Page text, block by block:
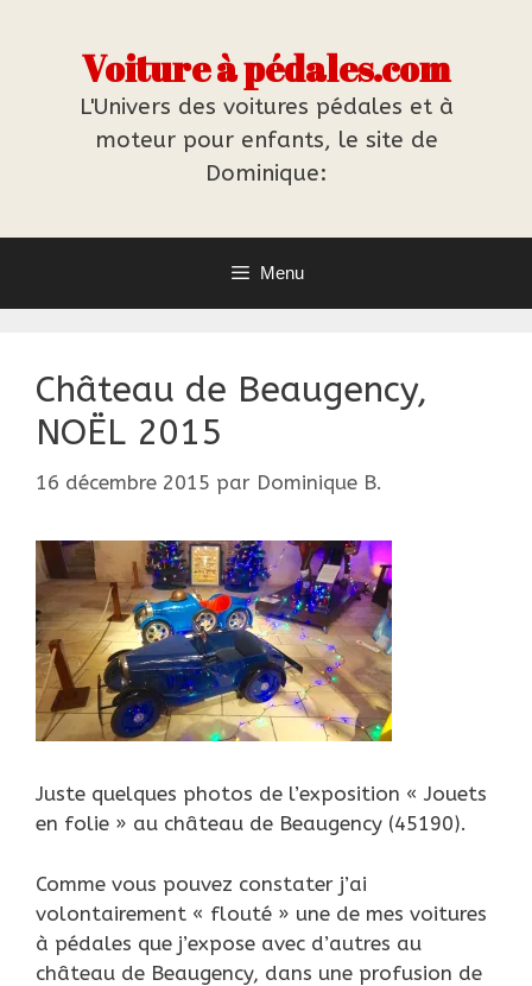
Voiture à pédales.com
L'Univers des voitures pédales et à
moteur pour enfants, le site de
Dominique:
Menu
Château de Beaugency,
NOËL 2015
16 décembre 2015 par Dominique B.
Juste quelques photos de l’exposition « Jouets
en folie » au château de Beaugency (45190).
Comme vous pouvez constater j’ai
volontairement « flouté » une de mes voitures
à pédales que j’expose avec d’autres au
château de Beaugency, dans une profusion de